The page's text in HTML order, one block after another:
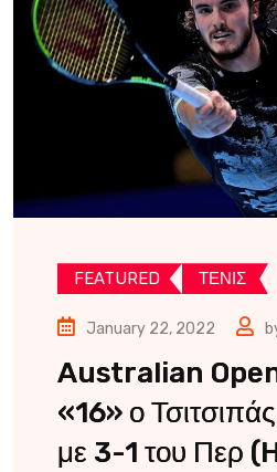
FEATURED ΤΕΝΙΣ
January 22, 2022
Australian
«16» ο
με 3-1 του Περ